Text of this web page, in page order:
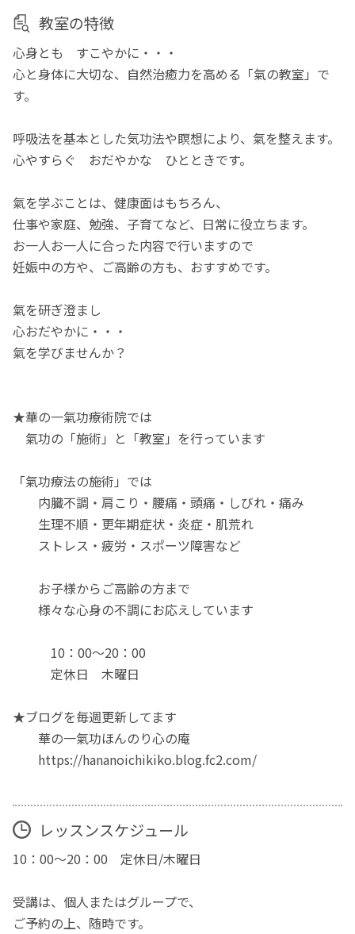
教室の特徴
心身とも すこやかに・・・
心と身体に大切な、自然治癒力を高める「氣の教室」で
す。
呼吸法を基本とした気功法や瞑想により、氣を整えます。
心やすらぐ おだやかな ひとときです。
氣を学ぶことは、健康面はもちろん、
仕事や家庭、勉強、子育てなど、日常に役立ちます。
お一人お一人に合った内容で行いますので
妊娠中の方や、ご高齢の方も、おすすめです。
氣を研ぎ澄まし
心おだやかに・・・
氣を学びませんか？
★華の一氣功療術院では
氣功の「施術」と「教室」を行っています
「氣功療法の施術」では
内臓不調・肩こり・腰痛・頭痛・しびれ・痛み
生理不順・更年期症状・炎症・肌荒れ
ストレス・疲労・スポーツ障害など
お子様からご高齢の方まで
様々な心身の不調にお応えしています
10：00～20：00
定休日 木曜日
★ブログを毎週更新してます
華の一氣功ほんのり心の庵
https://hananoichikiko.blog.fc2.com/
レッスンスケジュール
10：00～20：00 定休日/木曜日
受講は、個人またはグループで、
ご予約の上、随時です。